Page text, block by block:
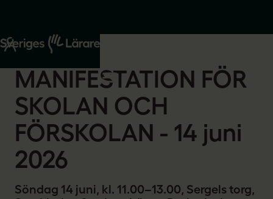
Start
Om oss
2026-06-03
MANIFESTATION FÖR
SKOLAN OCH
FÖRSKOLAN - 14 juni
2026
Söndag 14 juni, kl. 11.00–13.00, Sergels torg,